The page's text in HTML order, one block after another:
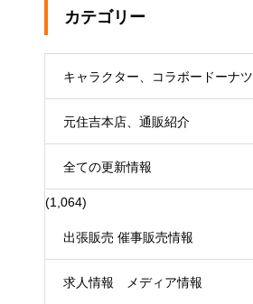
カテゴリー
キャラクター、コラボードーナツ
元住吉本店、通販紹介
全ての更新情報
(1,064)
出張販売 催事販売情報
求人情報 メディア情報